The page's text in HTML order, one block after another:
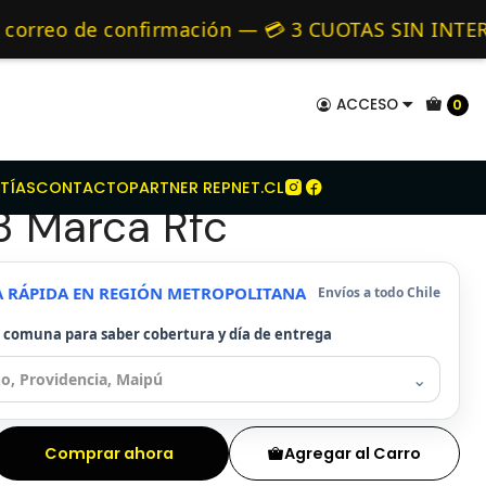
ACCESO 0
— 💳 3 CUOTAS SIN INTERÉS
CONTACTOPARTNER REPNET.CL
de 24 hrs hábiles.
Kit Embrague Para Chery S21 1.3 Marca Rfc
🚚 Envíos diariamente a todo Chile
Para Chery
Marca Rfc
RÁPIDA EN REGIÓN METROPOLITANA Envíos a todo Chile
comuna para saber cobertura y día de entrega
⌄
Agregar al Carro
Comprar ahora